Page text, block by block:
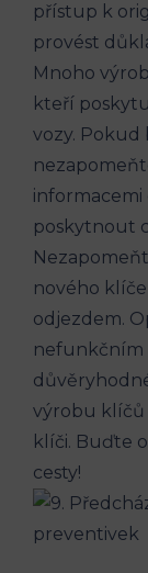
⁣přístup k
provést
Mnoho
kteří
vozy. Pokud
informacemi
poskytnout
nového
odjezdem.
nefunkčním
výrobu klíčů
klíči. Buďte
cesty!